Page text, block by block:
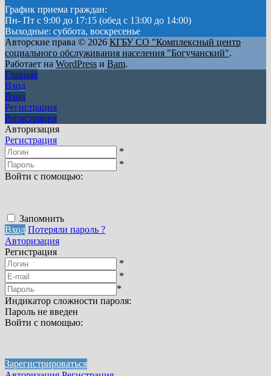
График приема граждан:
Пн- Пт с 9:00 до 17:15 (обед с 13:00 до 14:00)
Выходные: суббота, воскресенье
Авторские права © 2026 КГБУ СО "Комплексный центр
социального обслуживания населения "Богучанский".
Работает на WordPress и Bam.
Главная
Вход
Вход
Регистрация
Регистрация
Авторизация
Регистрация
*
*
Войти с помощью:
Запомнить
Вход Потеряли пароль ?
Авторизация
Регистрация
*
*
*
Индикатор сложности пароля:
Пароль не введен
Войти с помощью:
Зарегистрироваться